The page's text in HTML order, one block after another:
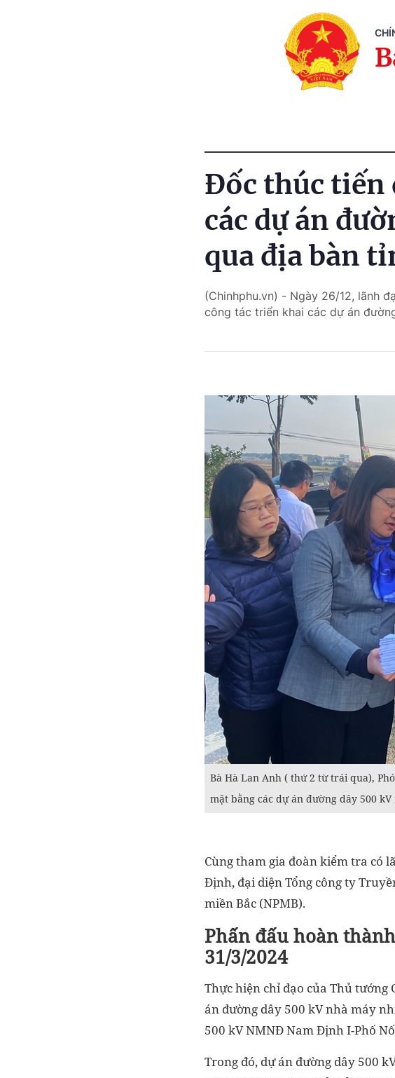
Đốc thúc tiến
các dự án
qua địa bàn
(Chinhphu.vn) - Ngày 26/12, lãnh
công tác triển khai các dự án
Bà Hà Lan Anh ( thứ 2 từ trái qua),
mặt bằng các dự án đường dây 500
Cùng tham gia đoàn kiểm tra có
Định, đại diện Tổng công ty
miền Bắc (NPMB).
Phấn đấu hoàn
31/3/2024
Thực hiện chỉ đạo của Thủ
án đường dây 500 kV nhà máy
500 kV NMNĐ Nam Định I-Phố
Trong đó, dự án đường dây 500